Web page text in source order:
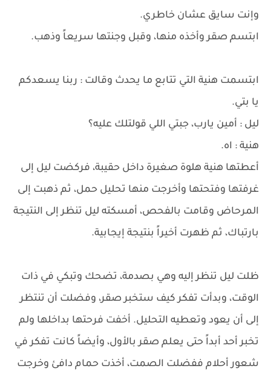
وإنت سايق عشان خاطري.
ابتسم صقر وأخذه منها، وقبل وجنتها سريعاً وذهب.
ابتسمت هنية التي تتابع ما يحدث وقالت : ربنا يسعدكم
يا بتي.
ليل : أمين يارب، جبتي اللي قولتلك عليه؟
هنية : اه.
أعطتها هنية هلوة صغيرة داخل حقيبة، فركضت ليل إلى
غرفتها وفتحتها وأخرجت منها تحليل حمل، ثم ذهبت إلى
المرحاض وقامت بالفحص، أمسكته ليل تنظر إلى النتيجة
بارتباك، ثم ظهرت أخيراً بنتيجة إيجابية.
ظلت ليل تنظر إليه وهي بصدمة، تضحك وتبكي في ذات
الوقت، وبدأت تفكر كيف ستخبر صقر، وفضلت أن تنتظر
إلى أن يعود وتعطيه التحليل. أخفت فرحتها بداخلها ولم
تخبر أحد أبداً حتى يعلم صقر بالأول، وأيضاً كانت تفكر في
شعور أحلام ففضلت الصمت، أخذت حمام دافئ وخرجت